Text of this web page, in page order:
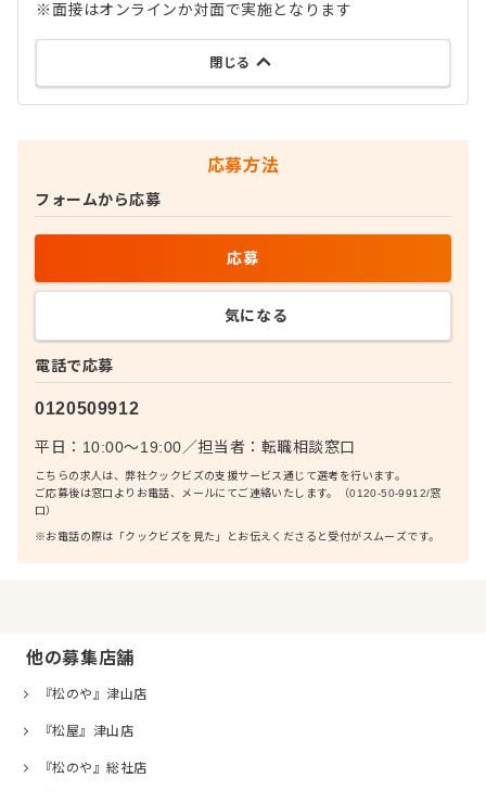
※面接はオンラインか対面で実施となります
閉じる
応募方法
電話で応募
0120509912
平日：10:00〜19:00／担当者： 転職相談窓口
こちらの求人は、弊社クックビズの支援サービス通じて選考を行います。
ご応募後は窓口よりお電話、メールにてご連絡いたします。（0120-50-9912/窓
口）
※お電話の際は「クックビズを見た」とお伝えくださると受付がスムーズです。
フォームから応募
応募
気になる
他の募集店舗
『松のや』津山店
『松屋』津山店
『松のや』総社店